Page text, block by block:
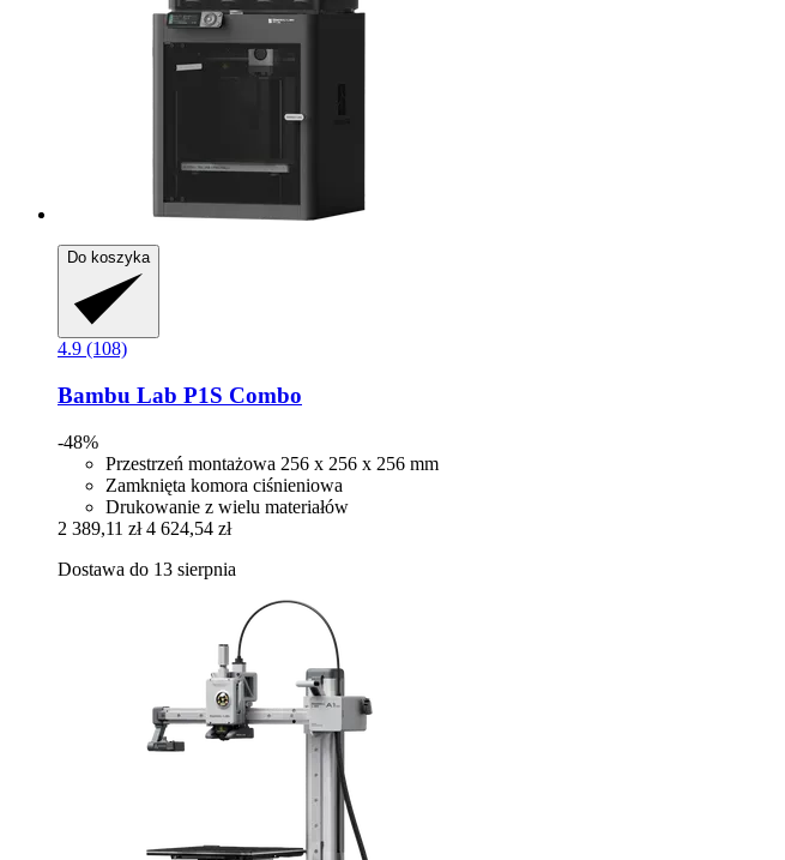
Do koszyka
4.9 (108)
Bambu Lab P1S Combo
-48%
Przestrzeń montażowa 256 x 256 x 256 mm
Zamknięta komora ciśnieniowa
Drukowanie z wielu materiałów
2 389,11 zł 4 624,54 zł
Dostawa do 13 sierpnia